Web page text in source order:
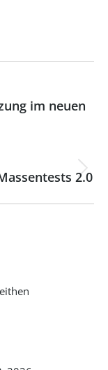
im neuen
2.0